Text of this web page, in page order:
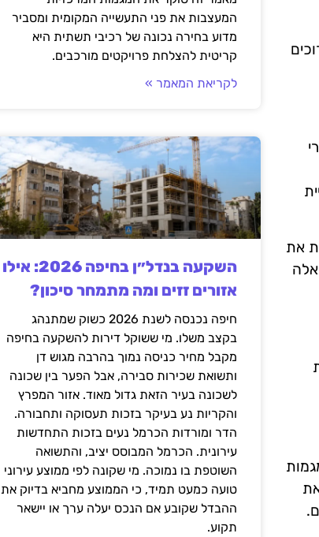
את
אלה
המעצבות את פני התעשייה המקומית ומסביר
מדוע בחירה נכונה של רכיבי תשתית היא
קריטית להצלחת פרויקטים מורכבים.
לקריאת המאמר »
השקעה בנדל״ן בחיפה 2026: אילו
אזורים זזים ומה מתמחר סיכון?
חיפה נכנסה לשנת 2026 כשוק שמתנהג
בקצב משלו. מי ששוקל דירות להשקעה בחיפה
מקבל מחיר כניסה נמוך בהרבה מגוש דן
ותשואת שכירות סבירה, אבל הפער בין שכונה
לשכונה בעיר הזאת גדול מאוד. אזור המפרץ
והקריות נע בעיקר בזכות תעסוקה ותחבורה.
הדר ומורדות הכרמל נעים בזכות התחדשות
עירונית. הכרמל המבוסס יציב, והתשואה
השוטפת בו נמוכה. מי שקונה לפי ממוצע עירוני
טועה כמעט תמיד, כי הממוצע מחביא בדיוק את
ההבדל שקובע אם הנכס יעלה ערך או יישאר
תקוע.